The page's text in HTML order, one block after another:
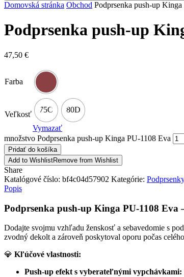
Domovská stránka Obchod Podprsenka push-up
Podprsenka push-up
47,50 €
Farba
Veľkosť 75C 80D
Vymazať
množstvo Podprsenka push-up Kinga PU-1108 Eva
Pridať do košíka
Add to WishlistRemove from Wishlist
Share
Katalógové číslo: bf4c04d57902 Kategórie: Podprsenky
Popis
Podprsenka push-up Kinga PU-1108
Dodajte svojmu vzhľadu ženskosť a sebavedomie s
zvodný dekolt a zároveň poskytoval oporu počas
💎 Kľúčové vlastnosti:
Push-up efekt s vyberateľnými vypchávkami: